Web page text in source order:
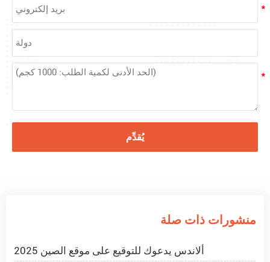
يُقدِّم
منشورات ذات صلة
ألاندس يدعوك للتوقيع على موقع الصين 2025